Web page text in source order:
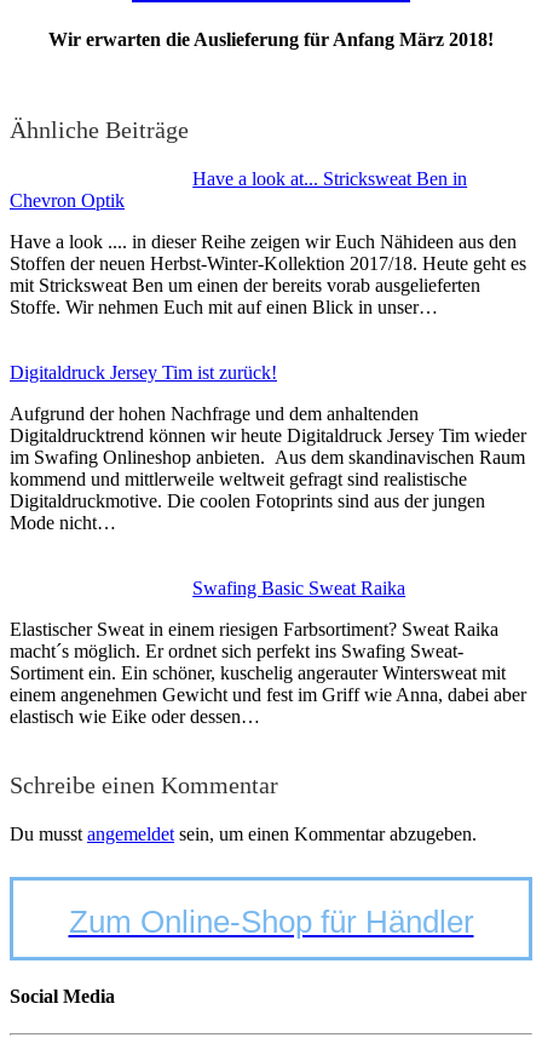
Wir erwarten die Auslieferung für Anfang März 2018!
Ähnliche Beiträge
Have a look at... Stricksweat Ben in
Chevron Optik
Have a look .... in dieser Reihe zeigen wir Euch Nähideen aus den
Stoffen der neuen Herbst-Winter-Kollektion 2017/18. Heute geht es
mit Stricksweat Ben um einen der bereits vorab ausgelieferten
Stoffe. Wir nehmen Euch mit auf einen Blick in unser…
Digitaldruck Jersey Tim ist zurück!
Aufgrund der hohen Nachfrage und dem anhaltenden
Digitaldrucktrend können wir heute Digitaldruck Jersey Tim wieder
im Swafing Onlineshop anbieten. Aus dem skandinavischen Raum
kommend und mittlerweile weltweit gefragt sind realistische
Digitaldruckmotive. Die coolen Fotoprints sind aus der jungen
Mode nicht…
Swafing Basic Sweat Raika
Elastischer Sweat in einem riesigen Farbsortiment? Sweat Raika
macht´s möglich. Er ordnet sich perfekt ins Swafing Sweat-
Sortiment ein. Ein schöner, kuschelig angerauter Wintersweat mit
einem angenehmen Gewicht und fest im Griff wie Anna, dabei aber
elastisch wie Eike oder dessen…
Schreibe einen Kommentar
Du musst angemeldet sein, um einen Kommentar abzugeben.
Zum Online-Shop für Händler
Social Media